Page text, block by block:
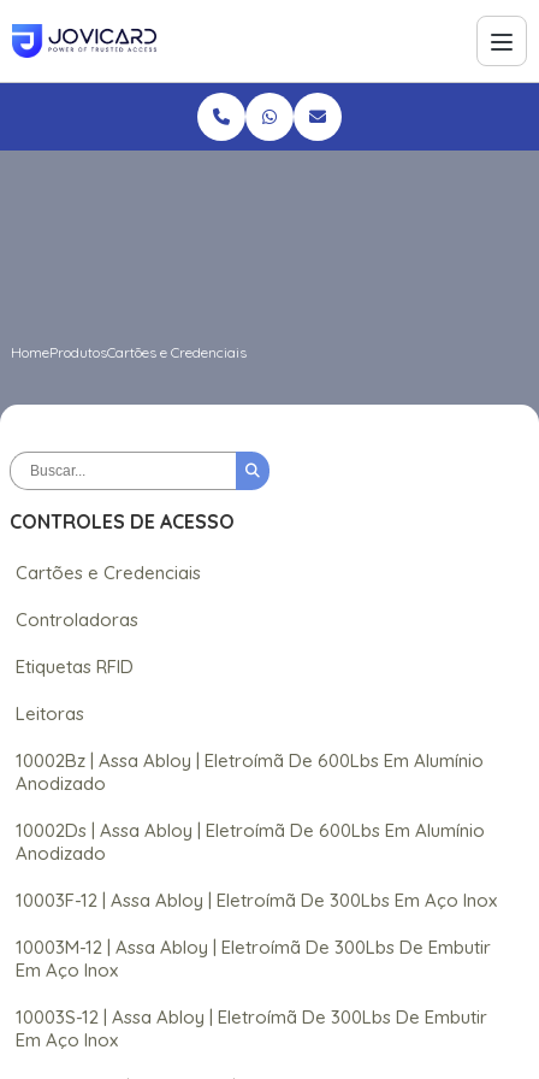
HomeProdutosCartões e Credenciais
CONTROLES DE ACESSO
Cartões e Credenciais
Controladoras
Etiquetas RFID
Leitoras
10002Bz | Assa Abloy | Eletroímã De 600Lbs Em Alumínio
Anodizado
10002Ds | Assa Abloy | Eletroímã De 600Lbs Em Alumínio
Anodizado
10003F-12 | Assa Abloy | Eletroímã De 300Lbs Em Aço Inox
10003M-12 | Assa Abloy | Eletroímã De 300Lbs De Embutir
Em Aço Inox
10003S-12 | Assa Abloy | Eletroímã De 300Lbs De Embutir
Em Aço Inox